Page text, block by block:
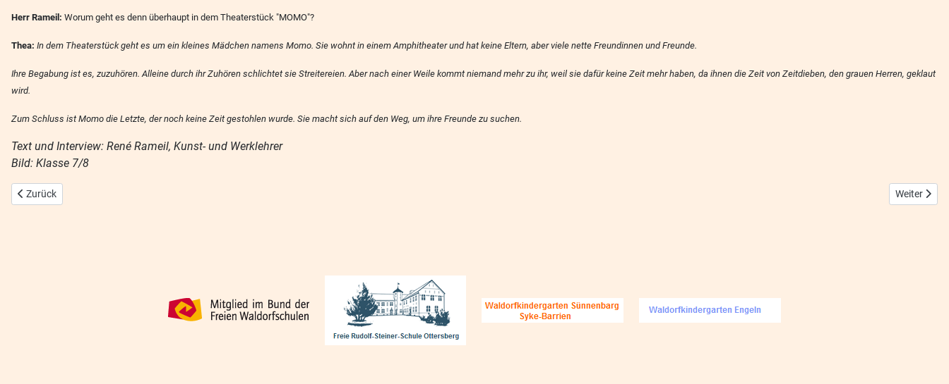
Herr Rameil: Worum geht es denn überhaupt in dem Theaterstück "MOMO"?
Thea: In dem Theaterstück geht es um ein kleines Mädchen namens Momo. Sie wohnt in einem Amphitheater und hat keine Eltern, aber viele nette Freundinnen und Freunde.
Ihre Begabung ist es, zuzuhören. Alleine durch ihr Zuhören schlichtet sie Streitereien. Aber nach einer Weile kommt niemand mehr zu ihr, weil sie dafür keine Zeit mehr haben, da ihnen die Zeit von Zeitdieben, den grauen Herren, geklaut
wird.
Zum Schluss ist Momo die Letzte, der noch keine Zeit gestohlen wurde. Sie macht sich auf den Weg, um ihre Freunde zu suchen.
Text und Interview: René Rameil, Kunst- und Werklehrer
Bild: Klasse 7/8
Vorheriger Beitrag: Erfolgreiche Premiere des Theaterstücks "Momo" der 7/8 Klasse
Zurück Nächster
Weiter